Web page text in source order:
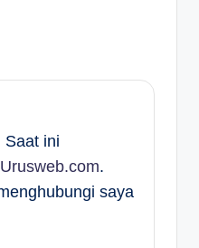
Saat ini
Urusweb.com.
saya